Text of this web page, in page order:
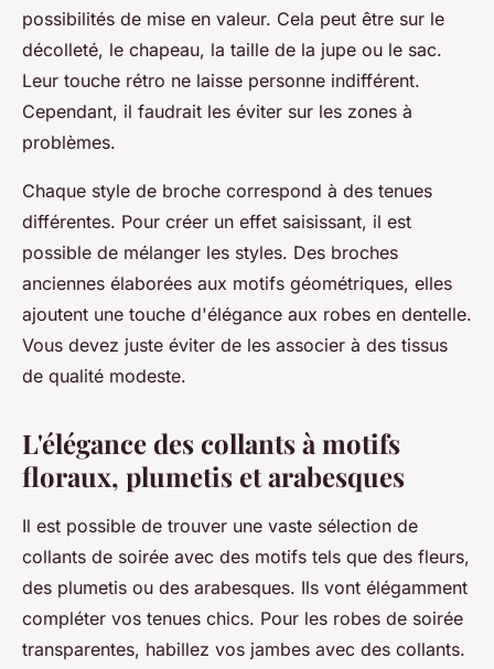
possibilités de mise en valeur. Cela peut être sur le
décolleté, le chapeau, la taille de la jupe ou le sac.
Leur touche rétro ne laisse personne indifférent.
Cependant, il faudrait les éviter sur les zones à
problèmes.
Chaque style de broche correspond à des tenues
différentes. Pour créer un effet saisissant, il est
possible de mélanger les styles. Des broches
anciennes élaborées aux motifs géométriques, elles
ajoutent une touche d'élégance aux robes en dentelle.
Vous devez juste éviter de les associer à des tissus
de qualité modeste.
L'élégance des collants à motifs
floraux, plumetis et arabesques
Il est possible de trouver une vaste sélection de
collants de soirée avec des motifs tels que des fleurs,
des plumetis ou des arabesques. Ils vont élégamment
compléter vos tenues chics. Pour les robes de soirée
transparentes, habillez vos jambes avec des collants.